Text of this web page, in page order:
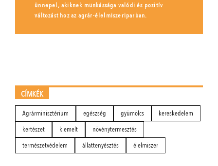
ünnepel, akiknek munkássága valódi és pozitív
változást hoz az agrár-élelmiszeriparban.
CÍMKÉK
Agrárminisztérium egészség gyümölcs
kereskedelem
kertészet
kiemelt
növénytermesztés
természetvédelem
állattenyésztés élelmiszer